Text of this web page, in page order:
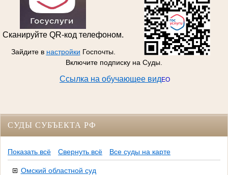
Сканируйте QR-код телефоном.
Зайдите в настройки Госпочты.
Включите подписку на Суды.
Ссылка на обучающее вид ЕО
СУДЫ СУБЪЕКТА РФ
Показать всё Свернуть всё Все суды на карте
Омский областной суд